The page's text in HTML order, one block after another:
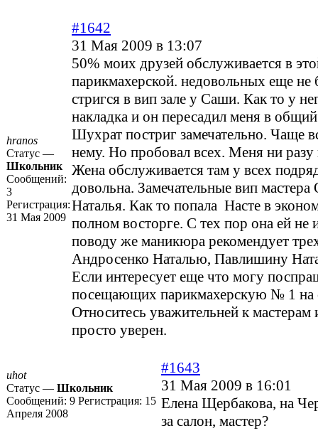
hranos
Статус —
Школьник
Сообщений:
3
Регистрация:
31 Мая 2009
#1642
31 Мая 2009 в 13:07
50% моих друзей обслуживается в
парикмахерской. недовольных еще
стригся в вип зале у Саши. Как то у
накладка и он пересадил меня в общий
Шухрат постриг замечательно. Чаще
нему. Но пробовал всех. Меня ни разу
Жена обслуживается там у всех
довольна. Замечательные вип
Наталья. Как то попала Насте в
полном восторге. С тех пор она ей не
поводу же маникюра рекомендует
Андросенко Наталью, Павлишину
Если интересует еще что могу
посещающих парикмахерскую № 1 на
Относитесь уважительней к мастерам
просто уверен.
uhot
Статус — Школьник
Сообщений: 9 Регистрация: 15
Апреля 2008
#1643
31 Мая 2009 в 16:01
Елена Щербакова, на
за салон, мастер?